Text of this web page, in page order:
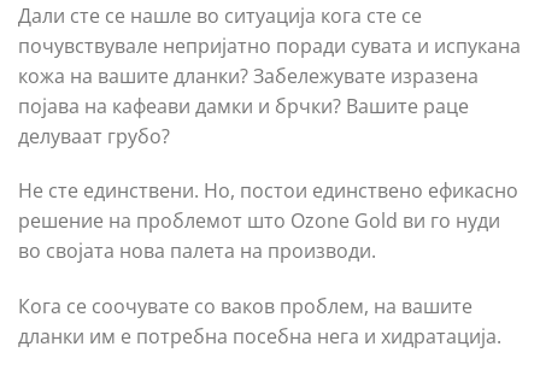
Дали сте се нашле во ситуација кога сте се
почувствувале непријатно поради сувата и испукана
кожа на вашите дланки? Забележувате изразена
појава на кафеави дамки и брчки? Вашите раце
делуваат грубо?
Не сте единствени. Но, постои единствено ефикасно
решение на проблемот што Ozone Gold ви го нуди
во својата нова палета на производи.
Кога се соочувате со ваков проблем, на вашите
дланки им е потребна посебна нега и хидратација.